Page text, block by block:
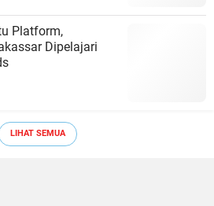
Platform,
Dipelajari
LIHAT SEMUA